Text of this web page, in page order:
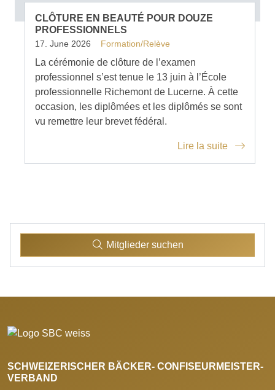
CLÔTURE EN BEAUTÉ POUR DOUZE
PROFESSIONNELS
17. June 2026 Formation/Relève
La cérémonie de clôture de l’examen
professionnel s’est tenue le 13 juin à l’École
professionnelle Richemont de Lucerne. À cette
occasion, les diplômées et les diplômés se sont
vu remettre leur brevet fédéral.
Lire la suite
Mitglieder suchen
SCHWEIZERISCHER BÄCKER- CONFISEURMEISTER-
VERBAND